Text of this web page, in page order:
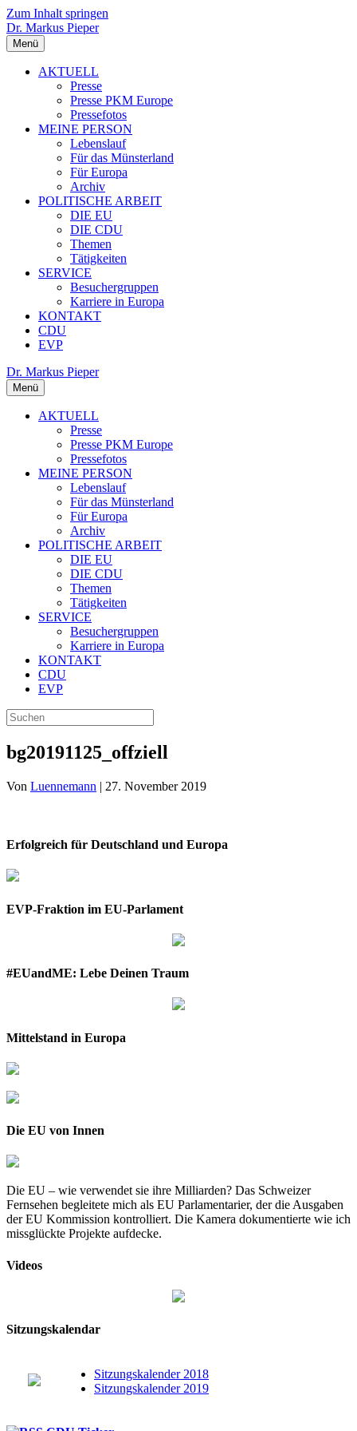
Zum Inhalt springen
Dr. Markus Pieper
Menü
AKTUELL
Presse
Presse PKM Europe
Pressefotos
MEINE PERSON
Lebenslauf
Für das Münsterland
Für Europa
Archiv
POLITISCHE ARBEIT
DIE EU
DIE CDU
Themen
Tätigkeiten
SERVICE
Besuchergruppen
Karriere in Europa
KONTAKT
CDU
EVP
Dr. Markus Pieper
Menü
AKTUELL
Presse
Presse PKM Europe
Pressefotos
MEINE PERSON
Lebenslauf
Für das Münsterland
Für Europa
Archiv
POLITISCHE ARBEIT
DIE EU
DIE CDU
Themen
Tätigkeiten
SERVICE
Besuchergruppen
Karriere in Europa
KONTAKT
CDU
EVP
bg20191125_offziell
Von Luennemann | 27. November 2019
Erfolgreich für Deutschland und Europa
EVP-Fraktion im EU-Parlament
#EUandME: Lebe Deinen Traum
Mittelstand in Europa
Die EU von Innen
Die EU – wie verwendet sie ihre Milliarden? Das Schweizer
Fernsehen begleitete mich als EU Parlamentarier, der die Ausgaben
der EU Kommission kontrolliert. Die Kamera dokumentierte wie ich
missglückte Projekte aufdecke.
Videos
Sitzungskalendar
Sitzungskalender 2018
Sitzungskalender 2019